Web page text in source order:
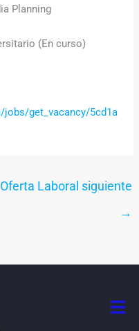
Planning
(En curso)
get_vacancy/5cd1a
Oferta Laboral siguiente
→